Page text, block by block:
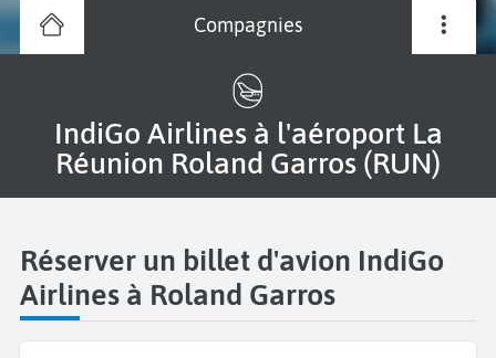
Compagnies
IndiGo Airlines à l'aéroport La
Réunion Roland Garros (RUN)
Réserver un billet d'avion IndiGo
Airlines à Roland Garros